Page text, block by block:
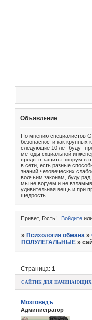
Объявление
По мнению специалистов
безопасности как крупных
следующие 10 лет будут
методы социальной
средств защиты. форум в
в сети, есть разные
знаний человеческих
волчьим законам, буду рад
мы не воруем и не
удивительная вещь и при
щедрость ...
Привет, Гость! Войдитеили
» Психология обмана »
ПОЛУЛЕГАЛЬНЫЕ »
сайтик для
Страница:1
Мозговедъ
Администратор